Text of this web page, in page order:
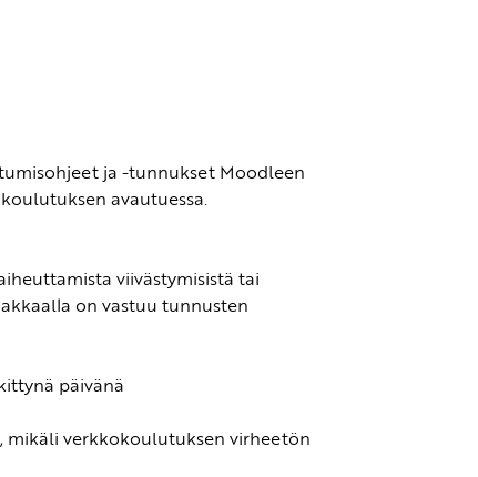
ja -tunnukset Moodleen
avautuessa.
viivästymisistä tai
on vastuu tunnusten
päivänä
mikäli verkkokoulutuksen virheetön